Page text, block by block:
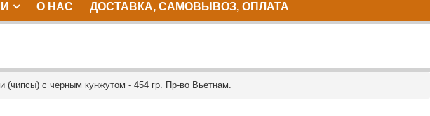
О НАС ДОСТАВКА, САМОВЫВОЗ, ОПЛАТА
с черным кунжутом - 454 гр. Пр-во Вьетнам.